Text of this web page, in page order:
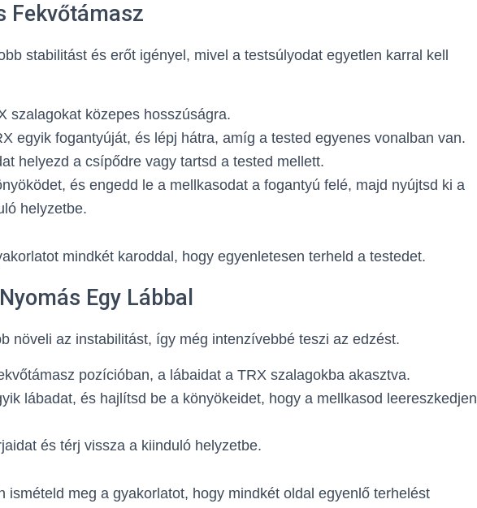
Fekvőtámasz
stabilitást és erőt igényel, mivel a testsúlyodat egyetlen karral kell
szalagokat közepes hosszúságra.
egyik fogantyúját, és lépj hátra, amíg a tested egyenes vonalban van.
helyezd a csípődre vagy tartsd a tested mellett.
és engedd le a mellkasodat a fogantyú felé, majd nyújtsd ki a
helyzetbe.
mindkét karoddal, hogy egyenletesen terheld a testedet.
Egy Lábbal
növeli az instabilitást, így még intenzívebbé teszi az edzést.
pozícióban, a lábaidat a TRX szalagokba akasztva.
lábadat, és hajlítsd be a könyökeidet, hogy a mellkasod leereszkedjen
és térj vissza a kiinduló helyzetbe.
ismételd meg a gyakorlatot, hogy mindkét oldal egyenlő terhelést